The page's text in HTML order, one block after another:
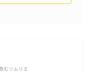
むソムリエ